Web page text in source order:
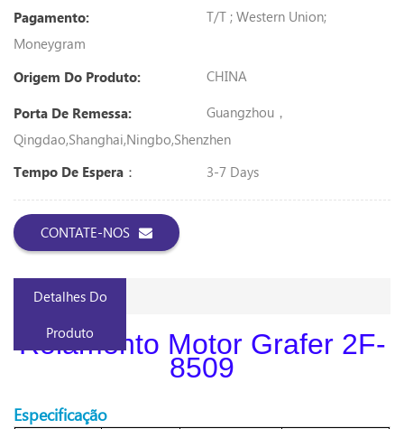
Pagamento:
T/T ; Western Union;
Moneygram
Origem Do Produto:
CHINA
Porta De Remessa:
Guangzhou，
Qingdao,Shanghai,Ningbo,shenzhen
Tempo De Espera：
3-7 Days
CONTATE-NOS
Detalhes Do
Produto
Rolamento Motor Grafer 2F-
8509
Especificação